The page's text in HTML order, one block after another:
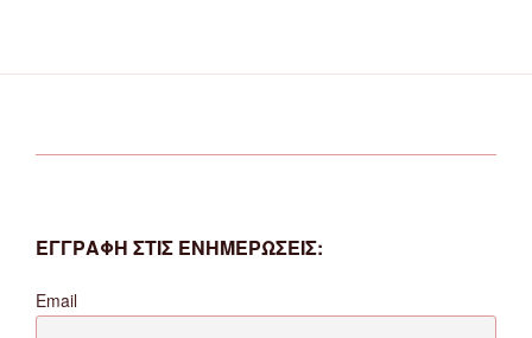
ΕΓΓΡΑΦΗ ΣΤΙΣ ΕΝΗΜΕΡΩΣΕΙΣ:
Email